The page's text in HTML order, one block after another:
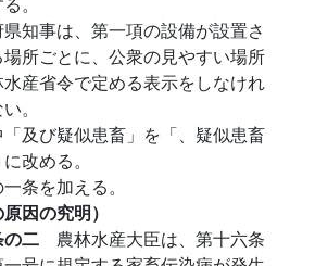
知事は、第一項の設備が設置さ
所ごとに、公衆の見やすい場所
産省令で定める表示をしなけれ
。
及び疑似患畜」を「、疑似患畜
改める。
条を加える。
原因の究明）
の二 農林水産大臣は、第十六条